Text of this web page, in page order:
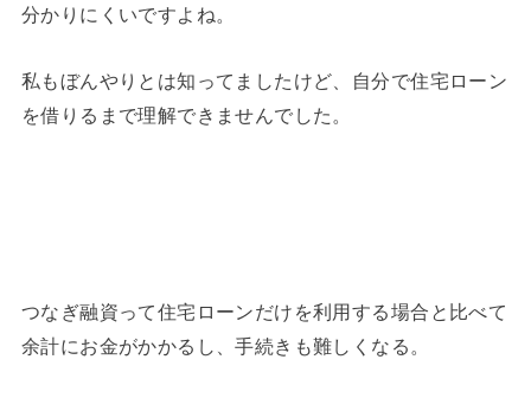
分かりにくいですよね。
私もぼんやりとは知ってましたけど、自分で住宅ローン
を借りるまで理解できませんでした。
つなぎ融資って住宅ローンだけを利用する場合と比べて
余計にお金がかかるし、手続きも難しくなる。